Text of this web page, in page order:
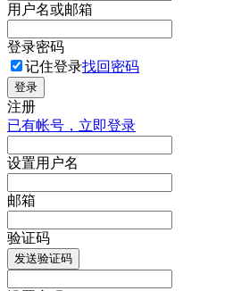
用户名或邮箱
登录密码
记住登录找回密码
登录
注册
已有帐号，立即登录
设置用户名
邮箱
验证码
发送验证码